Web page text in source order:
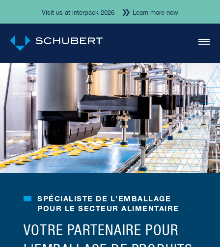
Visit us at interpack 2026 Learn more now
SPÉCIALISTE DE L'EMBALLAGE
POUR LE SECTEUR ALIMENTAIRE
VOTRE PARTENAIRE POUR